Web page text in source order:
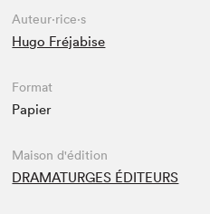
Auteur·rice·s
Hugo Fréjabise
Format
Papier
Maison d'édition
DRAMATURGES ÉDITEURS